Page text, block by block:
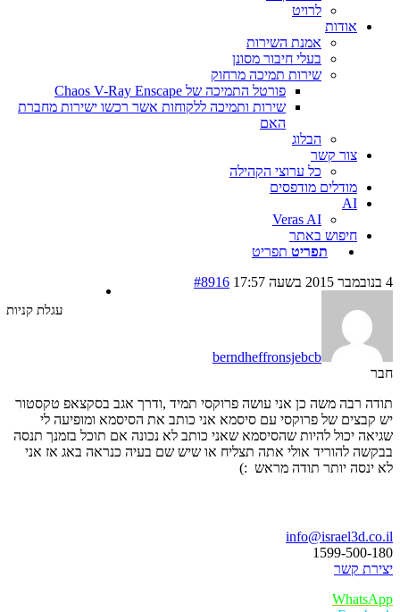
לרויט
אודות
אמנת השירות
בעלי חיבור מסונן
שירות תמיכה מרחוק
פורטל התמיכה של Chaos V-Ray Enscape
שירות ותמיכה ללקוחות אשר רכשו ישירות מחברת
הבלוג
צור קשר
כל ערוצי הקהילה
מודלים מודפסים
AI
Veras AI
חיפוש באתר
תפריט תפריט
עגלת קניות
#8916
berndheffronsjebcb
רבה משה כן אני עושה פרוקסי תמיד ,ודרך אגב בסקצאפ טקסטור
של פרוקסי עם סיסמא אני כותב את הסיסמא ומופיעה לי
יכול להיות שהסיסמא שאני כותב לא נכונה אם תוכל בזמנך תנסה
להוריד אולי אתה תצליח או שיש שם בעיה כנראה באג אז אני
יותר תודה מראש :)
1599-
קשר